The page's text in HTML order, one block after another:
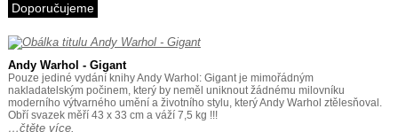
Doporučujeme
Andy Warhol - Gigant
Pouze jediné vydání knihy Andy Warhol: Gigant je mimořádným
nakladatelským počinem, který by neměl uniknout žádnému milovníku
moderního výtvarného umění a životního stylu, který Andy Warhol ztělesňoval.
Obří svazek měří 43 x 33 cm a váží 7,5 kg !!!
…čtěte více.